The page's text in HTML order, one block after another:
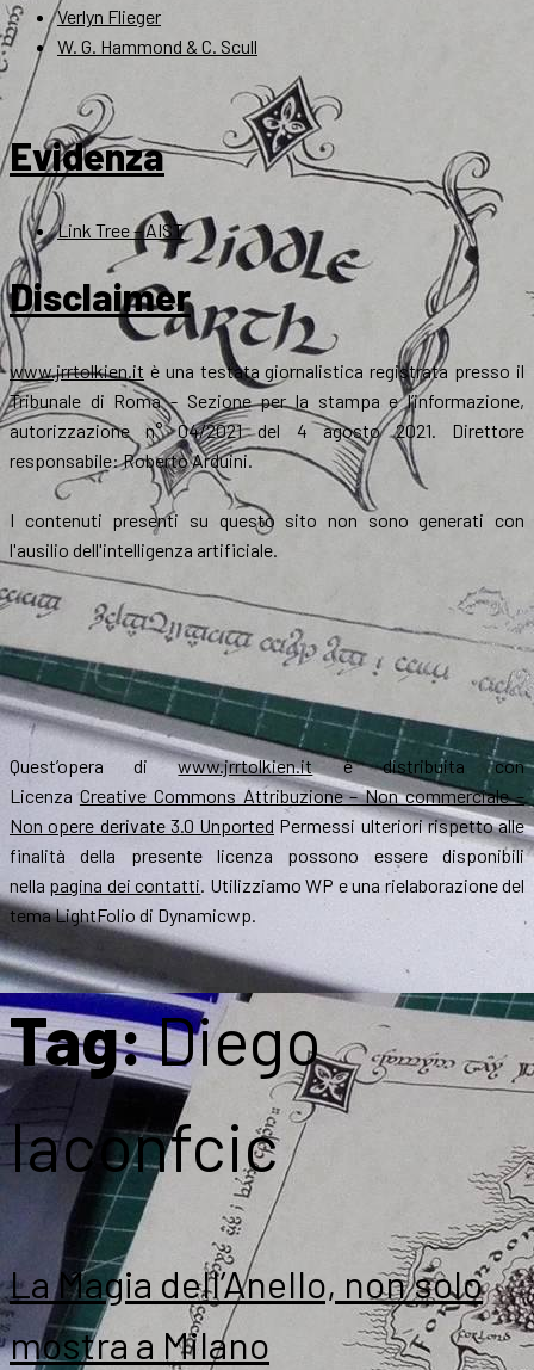
Verlyn Flieger
W. G. Hammond & C. Scull
Evidenza
Link Tree – AIST
Disclaimer
www.jrrtolkien.it è una testata giornalistica registrata presso il
Tribunale di Roma - Sezione per la stampa e l’informazione,
autorizzazione n° 04/2021 del 4 agosto 2021. Direttore
responsabile: Roberto Arduini.
I contenuti presenti su questo sito non sono generati con
l'ausilio dell'intelligenza artificiale.
Quest’opera diwww.jrrtolkien.itè distribuita con
LicenzaCreative Commons Attribuzione – Non commerciale –
Non opere derivate 3.0 Unported Permessi ulteriori rispetto alle
finalità della presente licenza possono essere disponibili
nella pagina dei contatti. Utilizziamo WP e una rielaborazione del
tema LightFolio di Dynamicwp.
Tag:Diego
Iaconfcic
La Magia dell’Anello, non solo
mostra a Milano